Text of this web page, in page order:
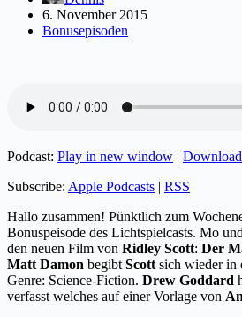
6. November 2015
Bonusepisoden
Podcast: Play in new window | Download
Subscribe: Apple Podcasts | RSS
Hallo zusammen! Pünktlich zum
Bonuspeisode des Lichtspielcasts. Mo
den neuen Film von Ridley Scott: Der
Matt Damon begibt Scott sich wieder in
Genre: Science-Fiction. Drew Goddard
verfasst welches auf einer Vorlage von